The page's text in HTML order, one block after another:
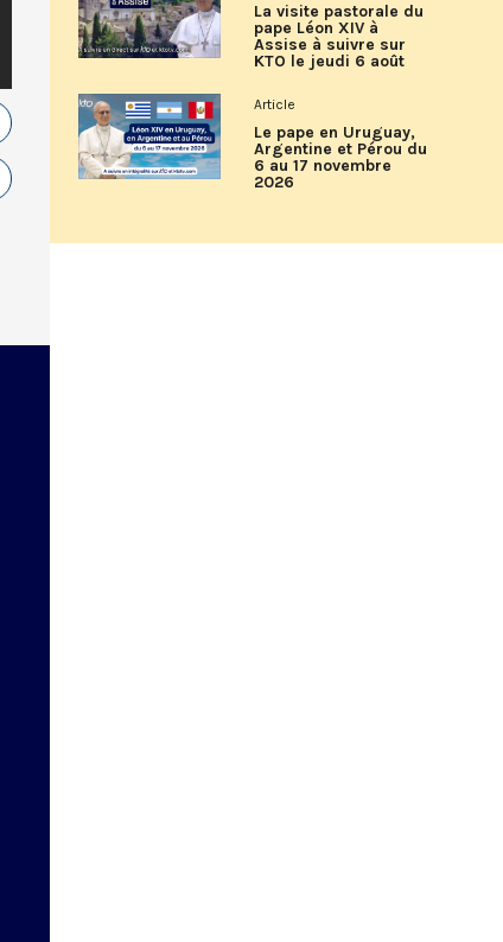
La visite pastorale du
pape Léon XIV à
Assise à suivre sur
KTO le jeudi 6 août
Article
Le pape en Uruguay,
Argentine et Pérou du
6 au 17 novembre
2026